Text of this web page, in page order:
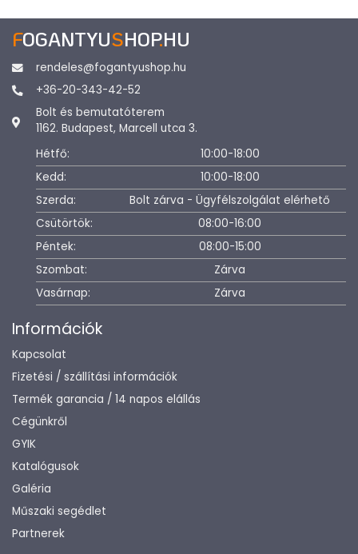
FOGANTYUSHOP.HU
rendeles@fogantyushop.hu
+36-20-343-42-52
Bolt és bemutatóterem
1162. Budapest, Marcell utca 3.
Hétfő:
10:00-18:00
Kedd:
10:00-18:00
Szerda:
Bolt zárva - Ügyfélszolgálat elérhető
Csütörtök:
08:00-16:00
Péntek:
08:00-15:00
Szombat:
Zárva
Vasárnap:
Zárva
Információk
Kapcsolat
Fizetési / szállítási információk
Termék garancia / 14 napos elállás
Cégünkről
GYIK
Katalógusok
Galéria
Műszaki segédlet
Partnerek